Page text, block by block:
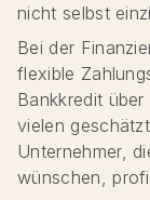
nicht selbst
Bei der
flexible
Bankkredit
vielen
Unternehmer,
wünschen,